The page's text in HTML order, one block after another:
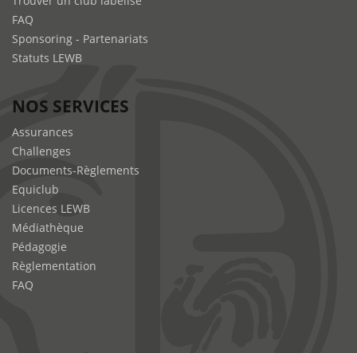
FAQ
Sponsoring - Partenariats
Statuts LEWB
NOS SERVICES
Assurances
Challenges
Documents-Règlements
Equiclub
Licences LEWB
Médiathèque
Pédagogie
Règlementation
FAQ